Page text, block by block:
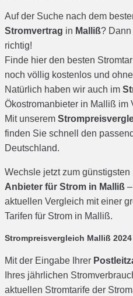
Auf der Suche nach dem
Stromvertrag in Malliß?
richtig!
Finde hier den besten
noch völlig kostenlos und
Natürlich haben wir auch im
Ökostromanbieter in Malliß im
Mit unserem
finden Sie schnell den
Deutschland.
Wechsle jetzt zum
Anbieter für Strom in Malliß
aktuellen Vergleich mit einer
Tarifen für Strom in Malliß.
Strompreisvergleich Malliß
Mit der Eingabe Ihrer
Ihres jährlichen
aktuellen Stromtarife der